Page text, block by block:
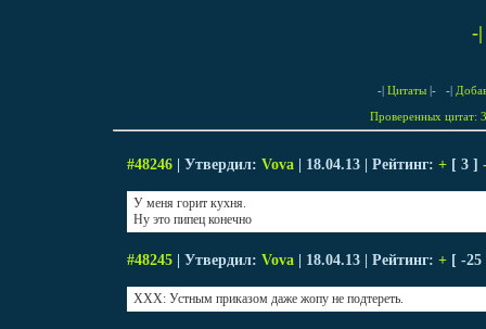
-
-| Цитаты|- -|
Проверенных цитат:
#48246 | Утвердил: Vova | 18.04.13 | Рейтинг: + [ 3 ]
У меня горит кухня.
Ну это пипец конечно
#48245 | Утвердил: Vova | 18.04.13 | Рейтинг: + [ -
XXX: Устным приказом даже жопу не подтереть.